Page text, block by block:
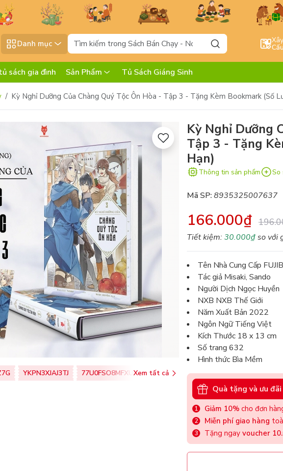
Danh mục
sách gia đình Sản Phẩm Tủ Sách Giáng Sinh
Kỳ Nghỉ Dưỡng Của Chàng Quý Tộc Ôn Hòa - Tập 3 - Tặng Kèm Bookmark (Số
YKPN3XJAJ3TJ 77U0FSO8MFXU Xem tất cả
Kỳ Nghỉ Dưỡng
Tập 3 - Tặng
Hạn)
Thông tin sản phẩm So
Mã SP:8935325007637
166.000₫
Tiết kiệm:30.000₫so với
Tên Nhà Cung Cấp
Tác giả Misaki, Sando
Người Dịch Ngọc Huyền
NXB NXB Thế Giới
Năm Xuất Bản 2022
Ngôn Ngữ Tiếng Việt
Kích Thước 18 x 13 cm
Số trang 632
Hình thức Bìa Mềm
Quà tặng và ưu đãi
Giảm 10% cho đơn
Miễn phí giao hàng
Tặng ngay voucher